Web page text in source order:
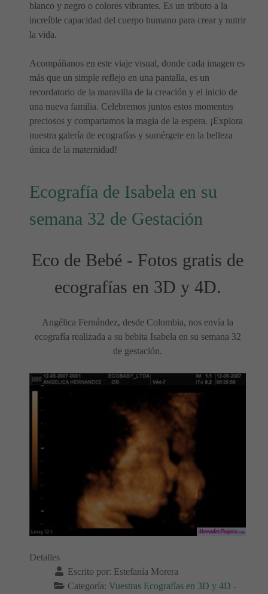
blanco y negro o colores vibrantes. Es un tributo a la
increíble capacidad del cuerpo humano para crear y nutrir
la vida.
Acompáñanos en este viaje visual, donde cada imagen es
más que un simple reflejo en una pantalla, es un
recordatorio de la maravilla de la creación y el inicio de
una nueva familia. Celebremos juntos estos momentos
preciosos y compartamos la magia de la espera. ¡Explora
nuestra galería de ecografías y sumérgete en la belleza
única de la maternidad!
Ecografía de Isabela en su
semana 32 de Gestación
Eco de Bebé - Fotos gratis de
ecografías en 3D y 4D.
Angélica Fernández, desde Colombia, nos envía la
ecografía realizada a su bebita Isabela en su semana 32
de gestación.
Detalles
Escrito por: Estefanía Morera
Categoría: Vuestras Ecografías en 3D y 4D -